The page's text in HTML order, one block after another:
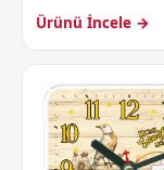
Ürünü İncele →